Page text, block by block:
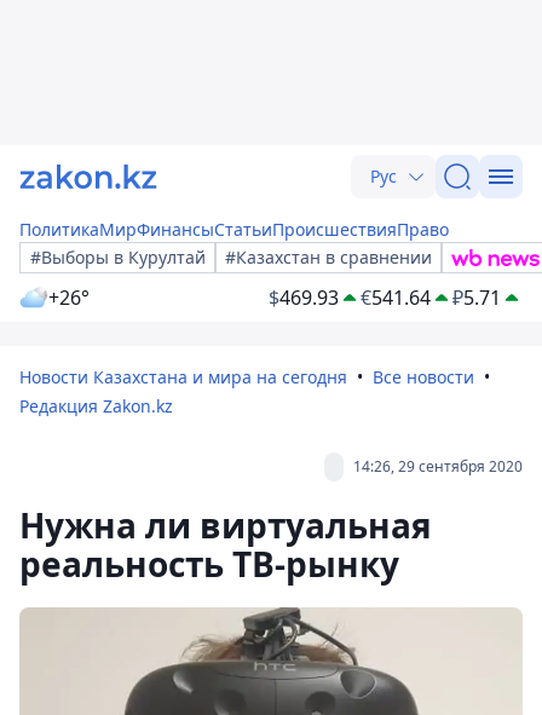
Рус
ПолитикаМирФинансыСтатьиПроисшествияПраво
#Выборы в Курултай
#Казахстан в сравнении
+26° $469.93 €541.64 ₽5.71
Новости Казахстана и мира на сегодня
Все новости
Редакция Zakon.kz
14:26, 29 сентября 2020
Нужна ли виртуальная
реальность ТВ-рынку